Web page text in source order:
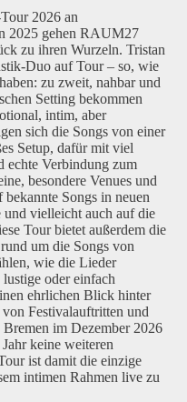
2026 an
2025 gehen RAUM27
zu ihren Wurzeln. Tristan
Duo auf Tour – so, wie
zu zweit, nahbar und
Setting bekommen
intim, aber
sich die Songs von einer
Setup, dafür mit viel
echte Verbindung zum
besondere Venues und
Songs in neuen
und vielleicht auch auf die
Tour bietet außerdem die
um die Songs von
wie die Lieder
oder einfach
ehrlichen Blick hinter
von Festivalauftritten und
im Dezember 2026
keine weiteren
ist damit die einzige
intimen Rahmen live zu